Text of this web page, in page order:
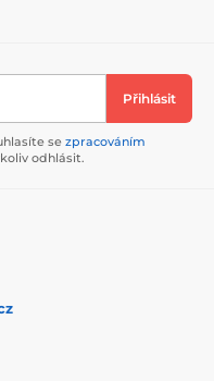
Přihlásit
se zpracováním
odhlásit.